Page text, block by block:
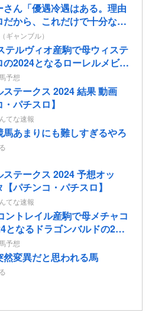
さん「優遇冷遇はある。理由
だから、これだけで十分なん
ギャンブル）
テルヴィオ産駒で母ウィステ
の2024となるローレルメビウ
予想
ステークス 2024 結果 動画
・パチスロ】
てな速報
馬あまりにも難しすぎるやろ
テークス 2024 予想オッ
パチンコ・パチスロ】
てな速報
ントレイル産駒で母メチャコ
となるドラゴンバルドの2歳
予想
然変異だと思われる馬